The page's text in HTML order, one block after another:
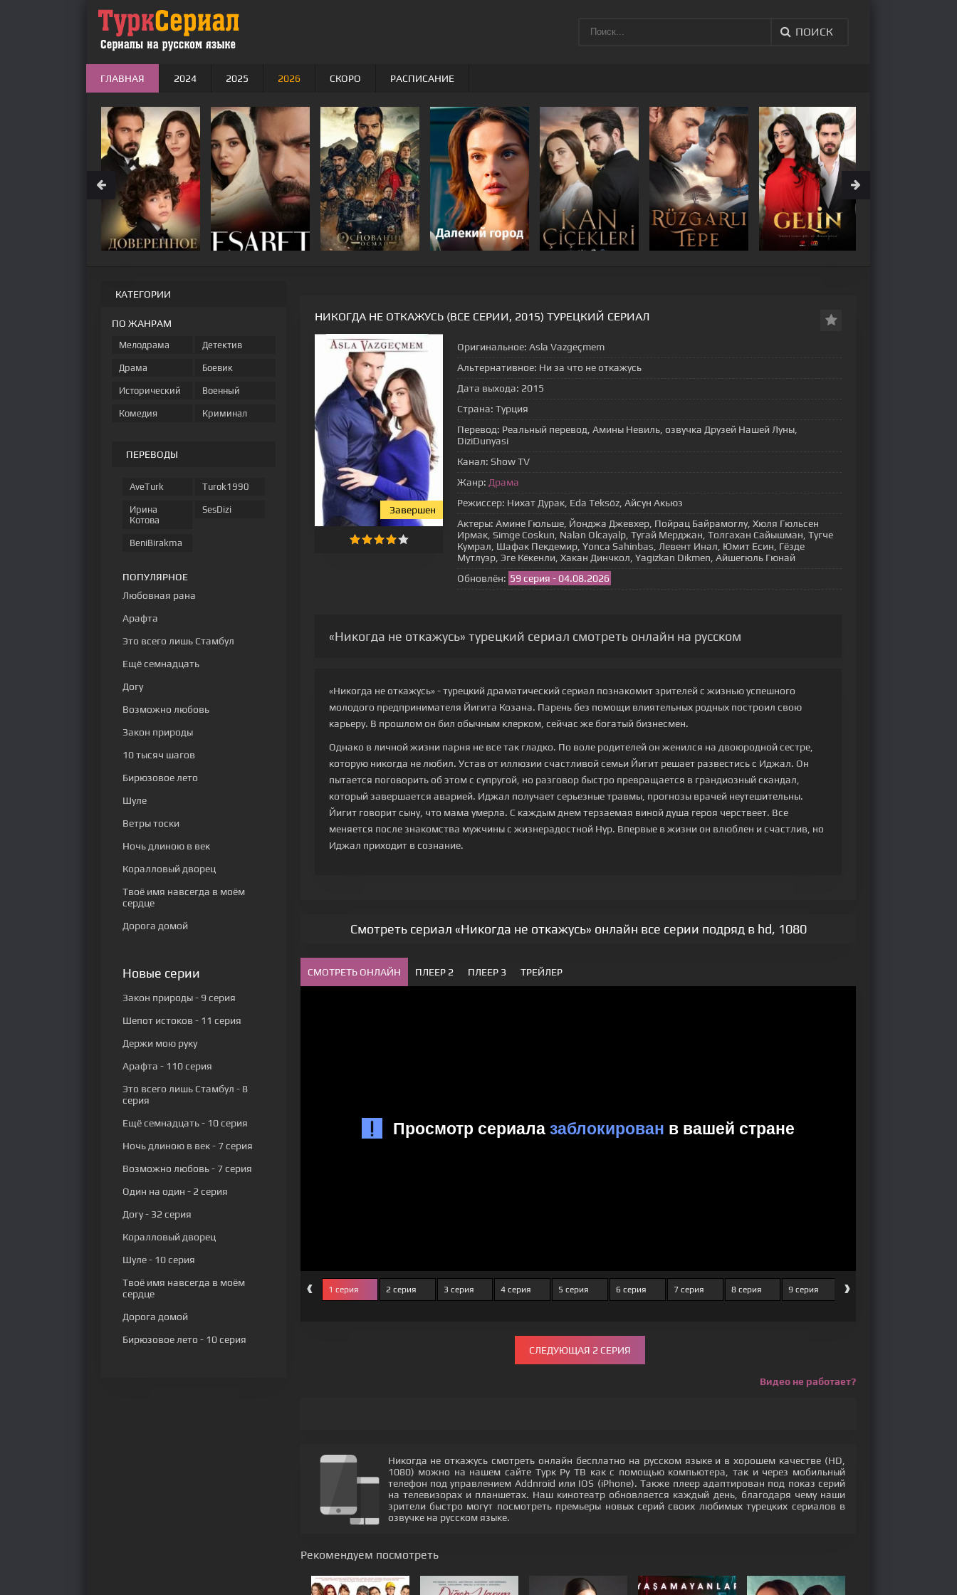
НИКОГДА НЕ ОТКАЖУСЬ (ВСЕ СЕРИИ, 2015) ТУРЕЦКИЙ СЕРИАЛ
Завершен
Оригинальное: Asla Vazgeçmem
Альтернативное: Ни за что не откажусь
Дата выхода: 2015
Страна: Турция
Перевод: Реальный перевод, Амины Невиль, озвучка Друзей Нашей Луны,
DiziDunyasi
Канал: Show TV
Жанр: Драма
Режиссер: Нихат Дурак, Eda Teksöz, Айсун Акьюз
Актеры: Амине Гюльше, Йонджа Джевхер, Пойрац Байрамоглу, Хюля Гюльсен
Ирмак, Simge Coskun, Nalan Olcayalp, Тугай Мерджан, Толгахан Сайышман, Тугче
Кумрал, Шафак Пекдемир, Yonca Sahinbas, Левент Инал, Юмит Есин, Гёзде
Мутлуэр, Эге Кёкенли, Хакан Динчкол, Yagizkan Dikmen, Айшегюль Гюнай
Обновлён: 59 серия - 04.08.2026
«Никогда не откажусь» турецкий сериал смотреть онлайн на русском
«Никогда не откажусь» - турецкий драматический сериал познакомит зрителей с жизнью успешного
молодого предпринимателя Йигита Козана. Парень без помощи влиятельных родных построил свою
карьеру. В прошлом он бил обычным клерком, сейчас же богатый бизнесмен.
Однако в личной жизни парня не все так гладко. По воле родителей он женился на двоюродной сестре,
которую никогда не любил. Устав от иллюзии счастливой семьи Йигит решает развестись с Иджал. Он
пытается поговорить об этом с супругой, но разговор быстро превращается в грандиозный скандал,
который завершается аварией. Иджал получает серьезные травмы, прогнозы врачей неутешительны.
Йигит говорит сыну, что мама умерла. С каждым днем терзаемая виной душа героя черствеет. Все
меняется после знакомства мужчины с жизнерадостной Нур. Впервые в жизни он влюблен и счастлив, но
Иджал приходит в сознание.
Смотреть сериал «Никогда не откажусь» онлайн все серии подряд в hd, 1080
СМОТРЕТЬ ОНЛАЙН ПЛЕЕР 2 ПЛЕЕР 3 ТРЕЙЛЕР
‹ 1 серия 2 серия 3 серия 4 серия 5 серия 6 серия 7 серия 8 серия 9 серия 10 серия
›
СЛЕДУЮЩАЯ 2 СЕРИЯ
Видео не работает?
Никогда не откажусь смотреть онлайн бесплатно на русском языке и в хорошем качестве (HD,
1080) можно на нашем сайте Турк Ру ТВ как с помощью компьютера, так и через мобильный
телефон под управлением Addnroid или IOS (iPhone). Также плеер адаптирован под показ серий
на телевизорах и планшетах. Наш кинотеатр обновляется каждый день, благодаря чему наши
зрители быстро могут посмотреть премьеры новых серий своих любимых турецких сериалов в
озвучке на русском языке.
Рекомендуем посмотреть
КАТЕГОРИИ
ПО ЖАНРАМ
Мелодрама
Драма
Исторический
Комедия
Детектив
Боевик
Военный
Криминал
ПЕРЕВОДЫ
AveTurk
Ирина
Котова
BeniBirakma
Turok1990
SesDizi
ПОПУЛЯРНОЕ
Любовная рана
Арафта
Это всего лишь Стамбул
Ещё семнадцать
Догу
Возможно любовь
Закон природы
10 тысяч шагов
Бирюзовое лето
Шуле
Ветры тоски
Ночь длиною в век
Коралловый дворец
Твоё имя навсегда в моём
сердце
Дорога домой
Новые серии
Закон природы- 9 серия
Шепот истоков - 11 серия
Держи мою руку
Арафта - 110 серия
Это всего лишь Стамбул - 8
серия
Ещё семнадцать- 10 серия
Ночь длиною в век- 7 серия
Возможно любовь- 7 серия
Один на один - 2 серия
Догу- 32 серия
Коралловый дворец
Шуле- 10 серия
Твоё имя навсегда в моём
сердце
Дорога домой
Бирюзовое лето - 10 серия
ПОИСК
ГЛАВНАЯ 2024 2025 2026 СКОРО РАСПИСАНИЕ